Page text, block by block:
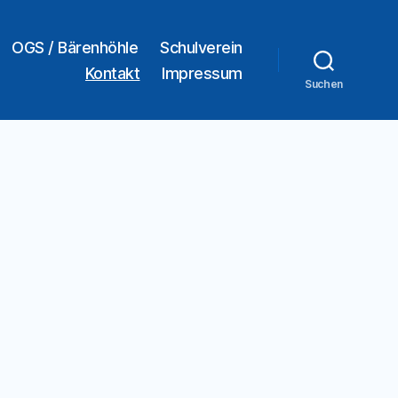
OGS / Bärenhöhle
Schulverein
Kontakt
Impressum
Suchen